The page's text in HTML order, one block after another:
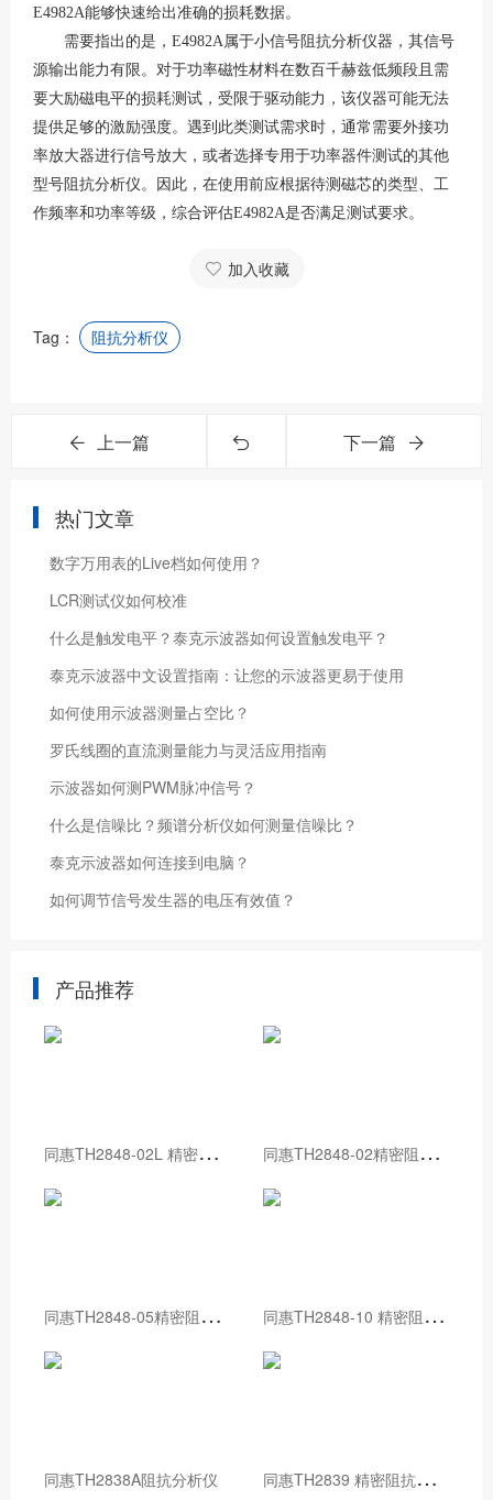
E4982A能够快速给出准确的损耗数据。
需要指出的是， E4982A属于小信号阻抗分析仪器，其信号
源输出能力有限。对于功率磁性材料在数百千赫兹低频段且需
要大励磁电平的损耗测试，受限于驱动能力，该仪器可能无法
提供足够的激励强度。遇到此类测试需求时，通常需要外接功
率放大器进行信号放大，或者选择专用于功率器件测试的其他
型号阻抗分析仪。因此，在使用前应根据待测磁芯的类型、工
作频率和功率等级，综合评估E4982A是否满足测试要求。
加入收藏
Tag： 阻抗分析仪
上一篇 下一篇
热门文章
数字万用表的Live档如何使用？
LCR测试仪如何校准
什么是触发电平？泰克示波器如何设置触发电平？
泰克示波器中文设置指南：让您的示波器更易于使用
如何使用示波器测量占空比？
罗氏线圈的直流测量能力与灵活应用指南
示波器如何测PWM脉冲信号？
什么是信噪比？频谱分析仪如何测量信噪比？
泰克示波器如何连接到电脑？
如何调节信号发生器的电压有效值？
产品推荐
同
惠TH2848-02L 精密阻抗分析仪 同
惠TH2848-02精密阻抗分析仪
同
惠TH2848-05精密阻抗分析仪 同
惠TH2848-10 精密阻抗分析仪
同惠TH2838A阻抗分析仪 同
惠TH2839 精密阻抗分析仪